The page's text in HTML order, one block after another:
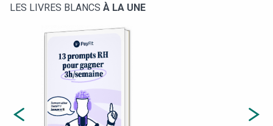
LES LIVRES BLANCS À LA UNE